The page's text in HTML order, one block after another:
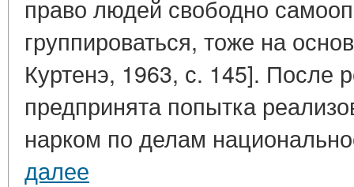
право людей свободно
группироваться, тоже на
Куртенэ, 1963, с. 145]. После
предпринята попытка
нарком по делам
далее